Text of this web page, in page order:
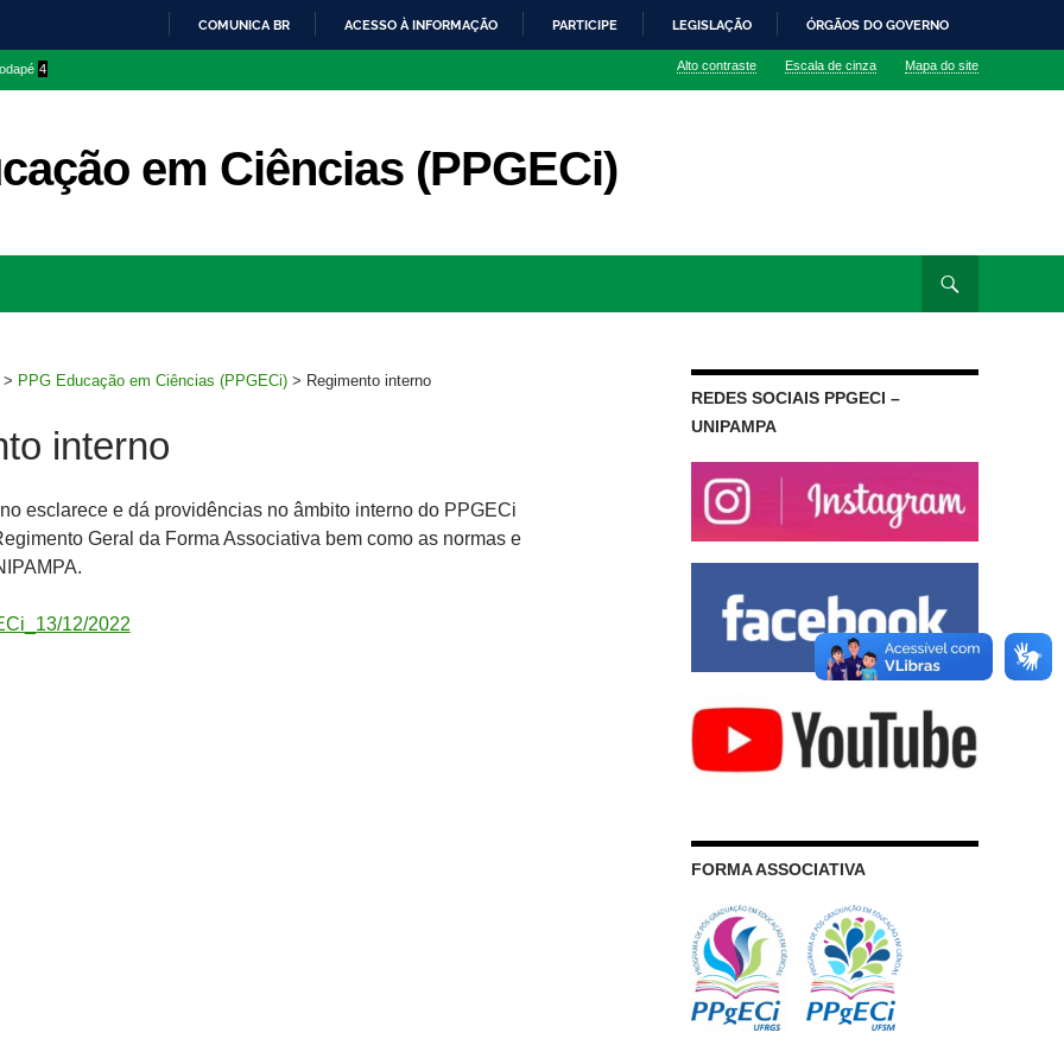
O
COMUNICA BR ACESSO À INFORMAÇÃO PARTICIPE LEGISLAÇÃO ÓRGÃOS DO GOVERNO
4 Alto contraste Escala de cinza Mapa do site
em Ciências (PPGECi)
> PPG Educação em Ciências (PPGECi) > Regimento interno
interno
esclarece e dá providências no âmbito interno do PPGECi
Geral da Forma Associativa bem como as normas e
12/2022
REDES SOCIAIS PPGECI –
UNIPAMPA
FORMA ASSOCIATIVA